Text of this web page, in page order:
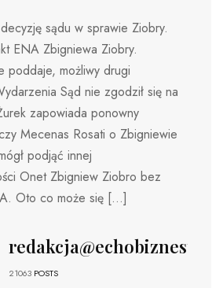
sądu w sprawie Ziobry.
ENA Zbigniewa Ziobry.
poddaje, możliwy drugi
Sąd nie zgodził się na
zapowiada ponowny
Mecenas Rosati o Zbigniewie
podjąć innej
Onet Zbigniew Ziobro bez
Oto co może się […]
redakcja@echobiznesu.pl
21063 POSTS